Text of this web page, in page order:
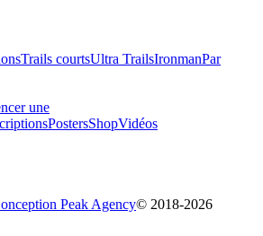
Trails courtsUltra TrailsIronmanPar
une
PostersShopVidéos
Peak Agency© 2018-2026